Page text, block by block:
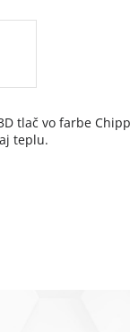
tlač vo farbe
teplu.